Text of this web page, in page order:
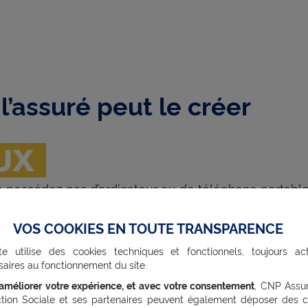
peut le créer
possédez pas d’ordinateur ou de téléphone
de votre pharmacien – contre une rémunération
traitant ou lors d’un rendez-vous dans un
Enfin, vous pouvez vous adresser à votre Caisse
pensez à vous munir de votre carte Vitale.
VOS COOKIES EN TOUTE TRANSPARENCE
utilise des cookies techniques et fonctionnels, toujours
au fonctionnement du site.
votre expérience, et avec votre consentement , CNP
Sociale et ses partenaires peuvent également déposer des